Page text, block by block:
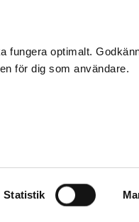
fungera optimalt.
för dig som användare.
Statistik